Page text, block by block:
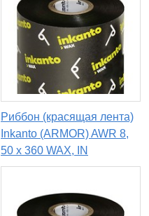
Риббон (красящая лента)
Inkanto (ARMOR) AWR 8,
50 х 360 WAX, IN